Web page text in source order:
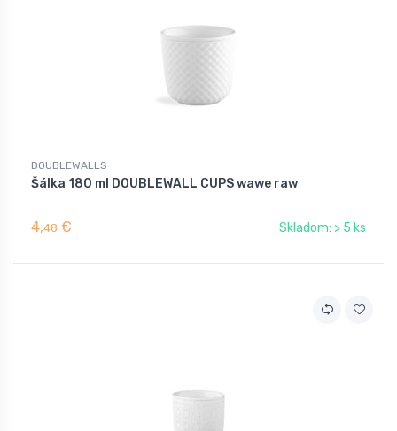
DOUBLEWALLS
Šálka 180 ml DOUBLEWALL CUPS wawe raw
4,48 € Skladom: > 5 ks